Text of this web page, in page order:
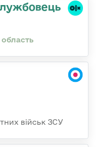
військ ЗСУ